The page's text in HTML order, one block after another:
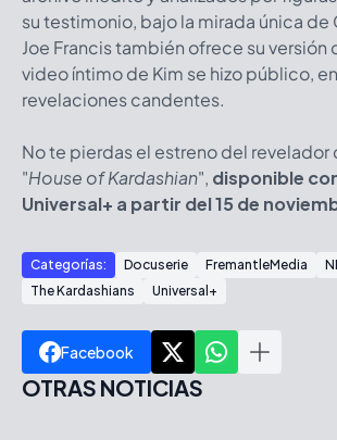
su testimonio, bajo la mirada única de
Joe Francis también ofrece su versión
video íntimo de Kim se hizo público,
revelaciones candentes.
No te pierdas el estreno del
"House of Kardashian", disponible
Universal+ a partir del 15 de
Categorías: Docuserie FremantleMedia
The Kardashians
Universal+
Facebook
OTRAS NOTICIAS